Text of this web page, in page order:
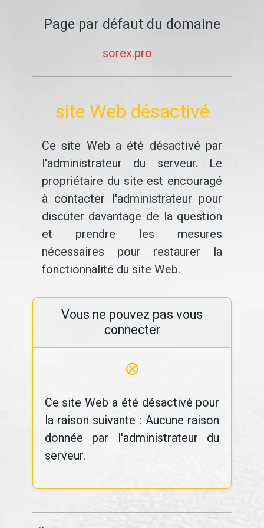
Page par défaut du domaine
sorex.pro
site Web désactivé
Ce site Web a été désactivé par
l'administrateur du serveur. Le
propriétaire du site est encouragé
à contacter l'administrateur pour
discuter davantage de la question
et prendre les mesures
nécessaires pour restaurer la
fonctionnalité du site Web.
Vous ne pouvez pas vous
connecter
⊗
Ce site Web a été désactivé pour
la raison suivante : Aucune raison
donnée par l'administrateur du
serveur.